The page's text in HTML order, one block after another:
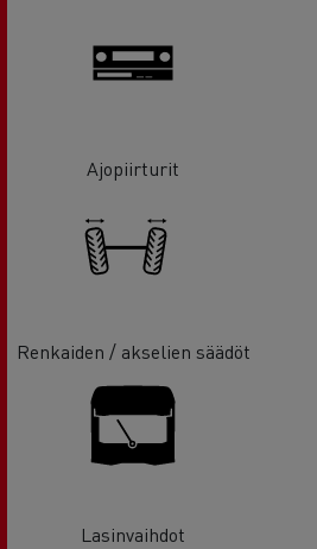
Ajopiirturit
Renkaiden / akselien säädöt
Lasinvaihdot